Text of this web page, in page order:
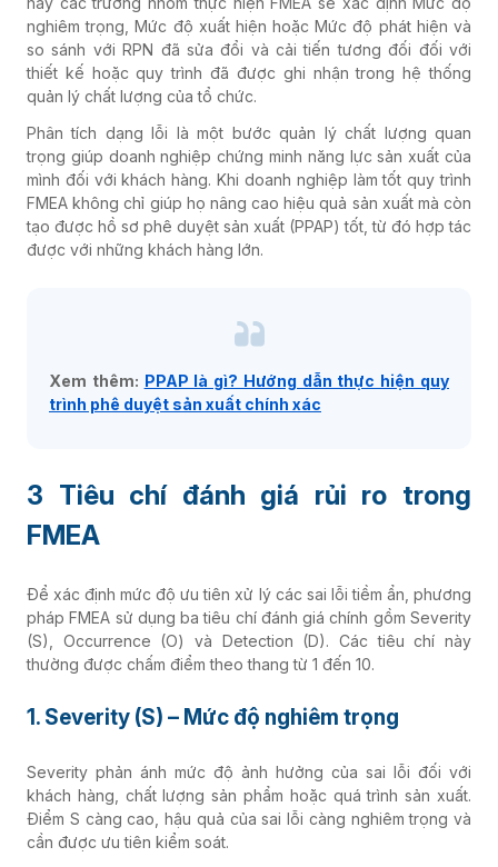
nghiêm trọng, Mức độ xuất hiện hoặc Mức độ phát hiện và
so sánh với RPN đã sửa đổi và cải tiến tương đối đối với
thiết kế hoặc quy trình đã được ghi nhận trong hệ thống
quản lý chất lượng của tổ chức.
Phân tích dạng lỗi là một bước quản lý chất lượng quan
trọng giúp doanh nghiệp chứng minh năng lực sản xuất của
mình đối với khách hàng. Khi doanh nghiệp làm tốt quy trình
FMEA không chỉ giúp họ nâng cao hiệu quả sản xuất mà còn
tạo được hồ sơ phê duyệt sản xuất (PPAP) tốt, từ đó hợp tác
được với những khách hàng lớn.
Xem thêm: PPAP là gì? Hướng dẫn thực hiện quy
trình phê duyệt sản xuất chính xác
3 Tiêu chí đánh giá rủi ro trong
FMEA
Để xác định mức độ ưu tiên xử lý các sai lỗi tiềm ẩn, phương
pháp FMEA sử dụng ba tiêu chí đánh giá chính gồm Severity
(S), Occurrence (O) và Detection (D). Các tiêu chí này
thường được chấm điểm theo thang từ 1 đến 10.
1. Severity (S) – Mức độ nghiêm trọng
Severity phản ánh mức độ ảnh hưởng của sai lỗi đối với
khách hàng, chất lượng sản phẩm hoặc quá trình sản xuất.
Điểm S càng cao, hậu quả của sai lỗi càng nghiêm trọng và
cần được ưu tiên kiểm soát.